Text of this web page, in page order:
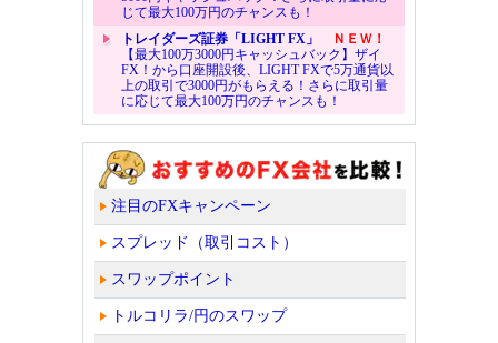
じて最大100万円のチャンスも！
トレイダーズ証券「LIGHT FX」
ＮＥＷ！
【最大100万3000円キャッシュバック】ザイ
FX！から口座開設後、LIGHT FXで5万通貨以
上の取引で3000円がもらえる！さらに取引量
に応じて最大100万円のチャンスも！
注目のFXキャンペーン
スプレッド（取引コスト）
スワップポイント
トルコリラ/円のスワップ